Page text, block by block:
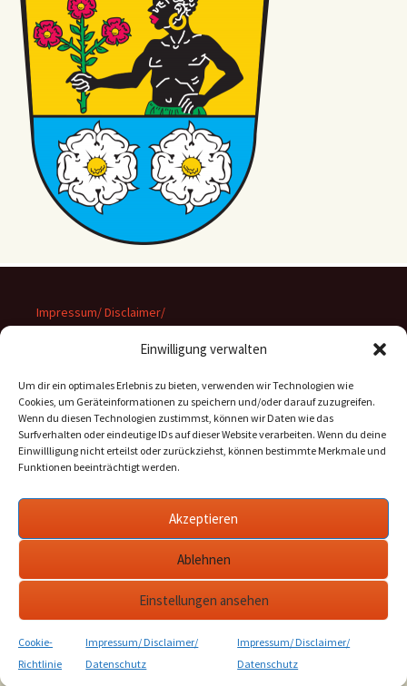
Einwilligung verwalten
Um dir ein optimales Erlebnis zu bieten, verwenden wir Technologien wie
Cookies, um Geräteinformationen zu speichern und/oder darauf zuzugreifen.
Wenn du diesen Technologien zustimmst, können wir Daten wie das
Surfverhalten oder eindeutige IDs auf dieser Website verarbeiten. Wenn du deine
Einwillligung nicht erteilst oder zurückziehst, können bestimmte Merkmale und
Funktionen beeinträchtigt werden.
Akzeptieren
Ablehnen
Einstellungen ansehen
Cookie-
Richtlinie
Impressum/ Disclaimer/
Datenschutz
Impressum/ Disclaimer/
Datenschutz
Impressum/ Disclaimer/
Datenschutz
Suchen
nach:
Stolz präsentiert von WordPress